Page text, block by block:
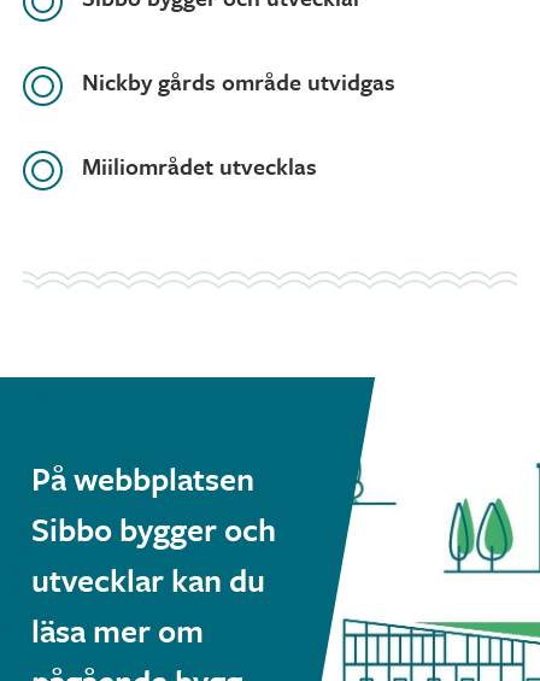
Nickby gårds område utvidgas
Miiliområdet utvecklas
På webbplatsen
Sibbo bygger och
utvecklar kan du
läsa mer om